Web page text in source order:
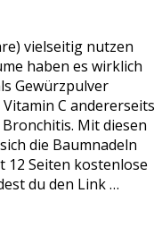
vielseitig nutzen
haben es wirklich
Gewürzpulver
C andererseits
Mit diesen
die Baumnadeln
12 Seiten kostenlose
du den Link …